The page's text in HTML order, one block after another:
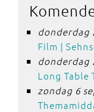
donderdag
Film |
donderdag
Long Table
zondag 6